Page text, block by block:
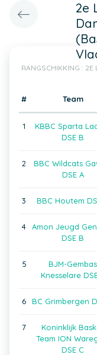
2e
RANGSCHIKKING : 2E
# Team
1
KBBC Sparta
DSE B
2
BBC Wildcats
DSE A
3 BBC Houtem
4
Amon Jeugd
DSE B
5
BJM-Gembas
Knesselare
6 BC Grimbergen
7
Koninklijk
Team ION
DSE C